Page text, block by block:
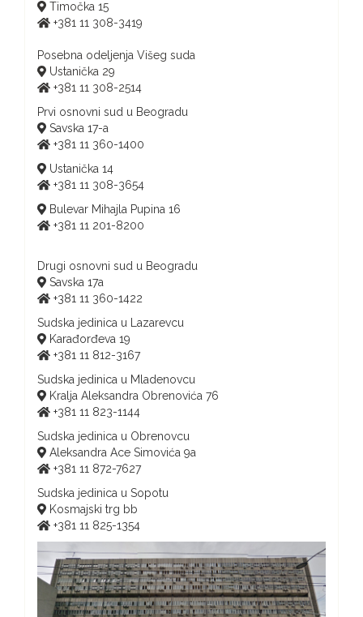
Timočka 15
+381 11 308-3419
Posebna odeljenja Višeg suda
Ustanička 29
+381 11 308-2514
Prvi osnovni sud u Beogradu
Savska 17-a
+381 11 360-1400
Ustanička 14
+381 11 308-3654
Bulevar Mihajla Pupina 16
+381 11 201-8200
Drugi osnovni sud u Beogradu
Savska 17a
+381 11 360-1422
Sudska jedinica u Lazarevcu
Karađorđeva 19
+381 11 812-3167
Sudska jedinica u Mladenovcu
Kralja Aleksandra Obrenovića 76
+381 11 823-1144
Sudska jedinica u Obrenovcu
Aleksandra Ace Simovića 9a
+381 11 872-7627
Sudska jedinica u Sopotu
Kosmajski trg bb
+381 11 825-1354